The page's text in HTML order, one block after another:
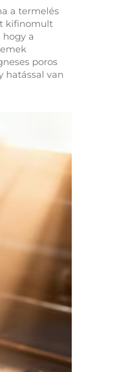
a termelés
kifinomult
a
poros
hatással van